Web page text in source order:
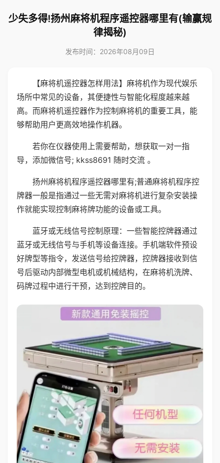
少失多得!扬州麻将机程序遥控器哪里有(输赢规
律揭秘)
发布时间：2026年08月09日
【麻将机遥控器怎样用法】麻将机作为现代娱乐
场所中常见的设备，其便捷性与智能化程度越来越
高。而麻将机遥控器作为控制麻将机的重要工具，能
够帮助用户更高效地操作机器。
若你在仪器使用上需要帮助，想获取一对一指
导，添加微信号; kkss8691 随时交流 。
扬州麻将机程序遥控器哪里有;普通麻将机程序控
牌器一般是指通过一些无需对麻将机进行复杂安装操
作就能实现控制麻将牌功能的设备或工具。
蓝牙或无线信号控制原理：一些智能控牌器通过
蓝牙或无线信号与手机等设备连接。手机端软件预设
好牌型等指令，发送信号给控牌器，控牌器接收到信
号后驱动内部微型电机或机械结构，在麻将机洗牌、
码牌过程中进行干预，达到控牌目的。